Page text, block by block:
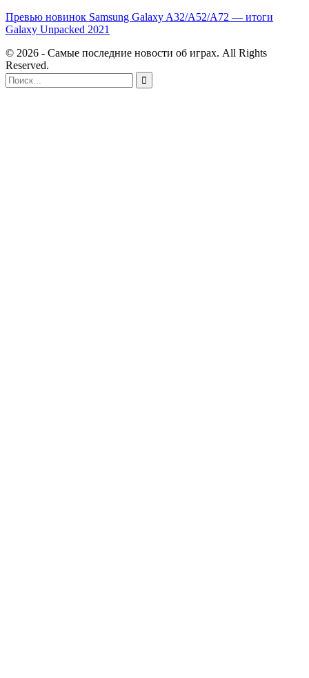
Превью новинок Samsung Galaxy A32/A52/A72 — итоги
Galaxy Unpacked 2021
© 2026 - Самые последние новости об играх. All Rights
Reserved.